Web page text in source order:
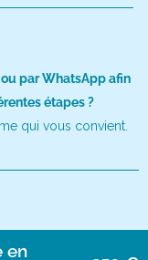
par WhatsApp afin
étapes ?
qui vous convient.
en